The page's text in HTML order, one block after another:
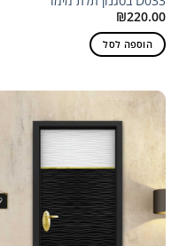
₪220.00
הוספה לסל